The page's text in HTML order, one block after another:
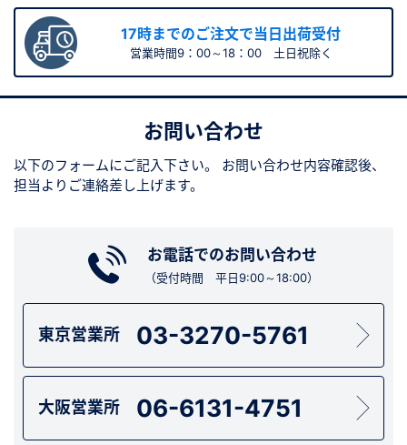
17時までのご注文で当日出荷受付
営業時間9：00～18：00 土日祝除く
お問い合わせ
以下のフォームにご記入下さい。
お問い合わせ内容確認後、
担当よりご連絡差し上げます。
お電話でのお問い合わせ
（受付時間 平日9:00～18:00）
東京営業所 03-3270-5761
大阪営業所 06-6131-4751